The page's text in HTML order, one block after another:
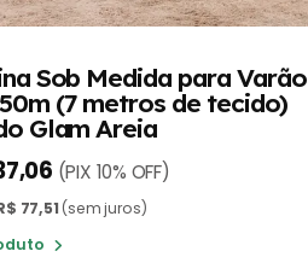
Sob Medida para Varão
(7 metros de tecido)
Glam Areia
(PIX 10% OFF)
77,51 (sem juros)